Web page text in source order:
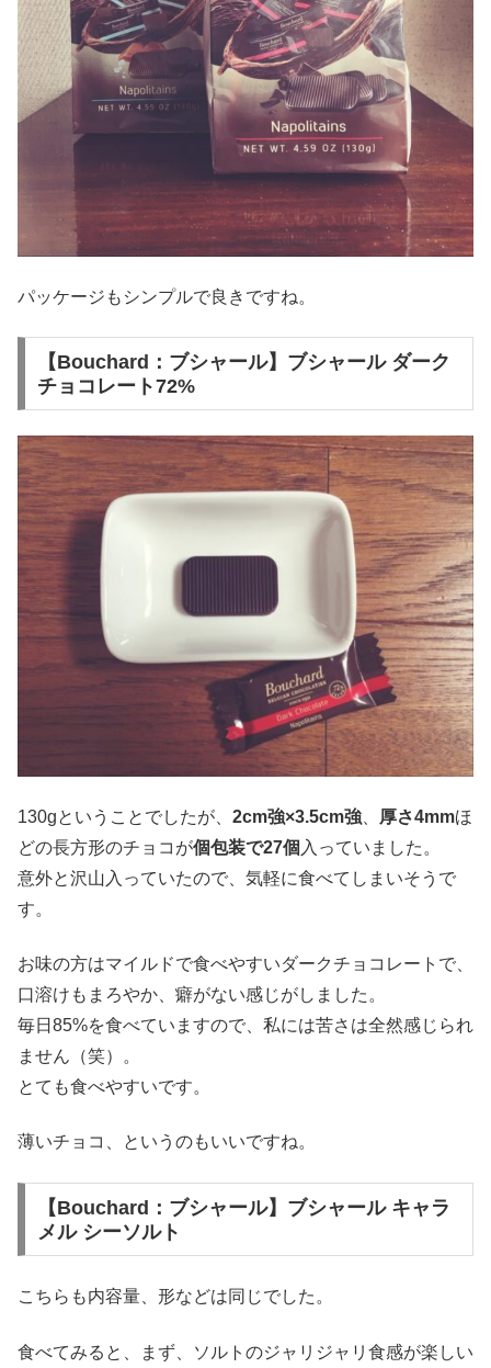
パッケージもシンプルで良きですね。
【Bouchard：ブシャール】ブシャール ダーク
チョコレート72%
130gということでしたが、 2cm強×3.5cm強 厚さ4mmほ
どの長方形のチョコが個包装で27個 入っていました。
意外と沢山入っていたので、気軽に食べてしまいそうで
す。
お味の方はマイルドで食べやすいダークチョコレートで、
口溶けもまろやか、癖がない感じがしました。
毎日85%を食べていますので、私には苦さは全然感じられ
ません（笑）。
とても食べやすいです。
薄いチョコ、というのもいいですね。
【Bouchard：ブシャール】ブシャール キャラ
メル シーソルト
こちらも内容量、形などは同じでした。
食べてみると、まず、ソルトのジャリジャリ食感が楽しい